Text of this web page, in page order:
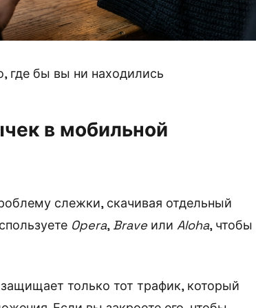
где бы вы ни находились
в мобильной
слежки, скачивая отдельный
Opera, Brave или Aloha, чтобы
только тот трафик, который